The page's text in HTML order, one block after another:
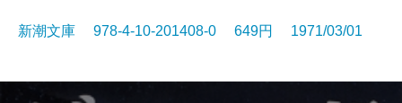
新潮文庫 978-4-10-201408-0 649円 1971/03/01